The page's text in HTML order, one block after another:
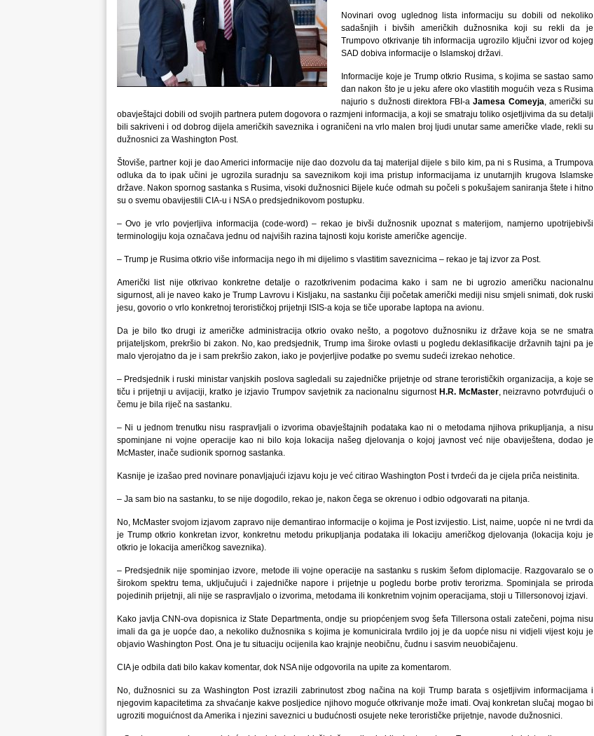
Novinari ovog uglednog lista informaciju su dobili od nekoliko
sadašnjih i bivših američkih dužnosnika koji su rekli da je
Trumpovo otkrivanje tih informacija ugrozilo ključni izvor od kojeg
SAD dobiva informacije o Islamskoj državi.
Informacije koje je Trump otkrio Rusima, s kojima se sastao samo
dan nakon što je u jeku afere oko vlastitih mogućih veza s Rusima
najurio s dužnosti direktora FBI-aJamesa Comeyja, američki su
obavještajci dobili od svojih partnera putem dogovora o razmjeni informacija, a koji se smatraju toliko osjetljivima da su detalji
bili sakriveni i od dobrog dijela američkih saveznika i ograničeni na vrlo malen broj ljudi unutar same američke vlade, rekli su
dužnosnici za Washington Post.
Štoviše, partner koji je dao Americi informacije nije dao dozvolu da taj materijal dijele s bilo kim, pa ni s Rusima, a Trumpova
odluka da to ipak učini je ugrozila suradnju sa saveznikom koji ima pristup informacijama iz unutarnjih krugova Islamske
države. Nakon spornog sastanka s Rusima, visoki dužnosnici Bijele kuće odmah su počeli s pokušajem saniranja štete i hitno
su o svemu obavijestili CIA-u i NSA o predsjednikovom postupku.
– Ovo je vrlo povjerljiva informacija (code-word) – rekao je bivši dužnosnik upoznat s materijom, namjerno upotrijebivši
terminologiju koja označava jednu od najviših razina tajnosti koju koriste američke agencije.
– Trump je Rusima otkrio više informacija nego ih mi dijelimo s vlastitim saveznicima – rekao je taj izvor za Post.
Američki list nije otkrivao konkretne detalje o razotkrivenim podacima kako i sam ne bi ugrozio američku nacionalnu
sigurnost, ali je naveo kako je Trump Lavrovu i Kisljaku, na sastanku čiji početak američki mediji nisu smjeli snimati, dok ruski
jesu, govorio o vrlo konkretnoj terorističkoj prijetnji ISIS-a koja se tiče uporabe laptopa na avionu.
Da je bilo tko drugi iz američke administracija otkrio ovako nešto, a pogotovo dužnosniku iz države koja se ne smatra
prijateljskom, prekršio bi zakon. No, kao predsjednik, Trump ima široke ovlasti u pogledu deklasifikacije državnih tajni pa je
malo vjerojatno da je i sam prekršio zakon, iako je povjerljive podatke po svemu sudeći izrekao nehotice.
– Predsjednik i ruski ministar vanjskih poslova sagledali su zajedničke prijetnje od strane terorističkih organizacija, a koje se
tiču i prijetnji u avijaciji, kratko je izjavio Trumpov savjetnik za nacionalnu sigurnost H.R. McMaster, neizravno potvrđujući o
čemu je bila riječ na sastanku.
– Ni u jednom trenutku nisu raspravljali o izvorima obavještajnih podataka kao ni o metodama njihova prikupljanja, a nisu
spominjane ni vojne operacije kao ni bilo koja lokacija našeg djelovanja o kojoj javnost već nije obaviještena, dodao je
McMaster, inače sudionik spornog sastanka.
Kasnije je izašao pred novinare ponavljajući izjavu koju je već citirao Washington Post i tvrdeći da je cijela priča neistinita.
– Ja sam bio na sastanku, to se nije dogodilo, rekao je, nakon čega se okrenuo i odbio odgovarati na pitanja.
No, McMaster svojom izjavom zapravo nije demantirao informacije o kojima je Post izvijestio. List, naime, uopće ni ne tvrdi da
je Trump otkrio konkretan izvor, konkretnu metodu prikupljanja podataka ili lokaciju američkog djelovanja (lokacija koju je
otkrio je lokacija američkog saveznika).
– Predsjednik nije spominjao izvore, metode ili vojne operacije na sastanku s ruskim šefom diplomacije. Razgovaralo se o
širokom spektru tema, uključujući i zajedničke napore i prijetnje u pogledu borbe protiv terorizma. Spominjala se priroda
pojedinih prijetnji, ali nije se raspravljalo o izvorima, metodama ili konkretnim vojnim operacijama, stoji u Tillersonovoj izjavi.
Kako javlja CNN-ova dopisnica iz State Departmenta, ondje su priopćenjem svog šefa Tillersona ostali zatečeni, pojma nisu
imali da ga je uopće dao, a nekoliko dužnosnika s kojima je komunicirala tvrdilo joj je da uopće nisu ni vidjeli vijest koju je
objavio Washington Post. Ona je tu situaciju ocijenila kao krajnje neobičnu, čudnu i sasvim neuobičajenu.
CIA je odbila dati bilo kakav komentar, dok NSA nije odgovorila na upite za komentarom.
No, dužnosnici su za Washington Post izrazili zabrinutost zbog načina na koji Trump barata s osjetljivim informacijama i
njegovim kapacitetima za shvaćanje kakve posljedice njihovo moguće otkrivanje može imati. Ovaj konkretan slučaj mogao bi
ugroziti moguićnost da Amerika i njezini saveznici u budućnosti osujete neke terorističke prijetnje, navode dužnosnici.